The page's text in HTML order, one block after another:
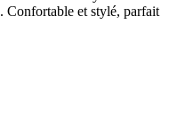
Confortable et stylé, parfait